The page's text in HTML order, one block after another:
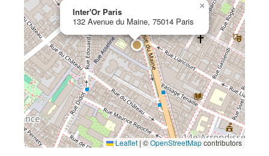
Inter'Or Paris
132 Avenue du Maine, 75014 Paris
×
Leaflet | ©OpenStreetMapcontributors